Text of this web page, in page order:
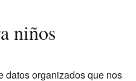
niños
datos organizados que nos